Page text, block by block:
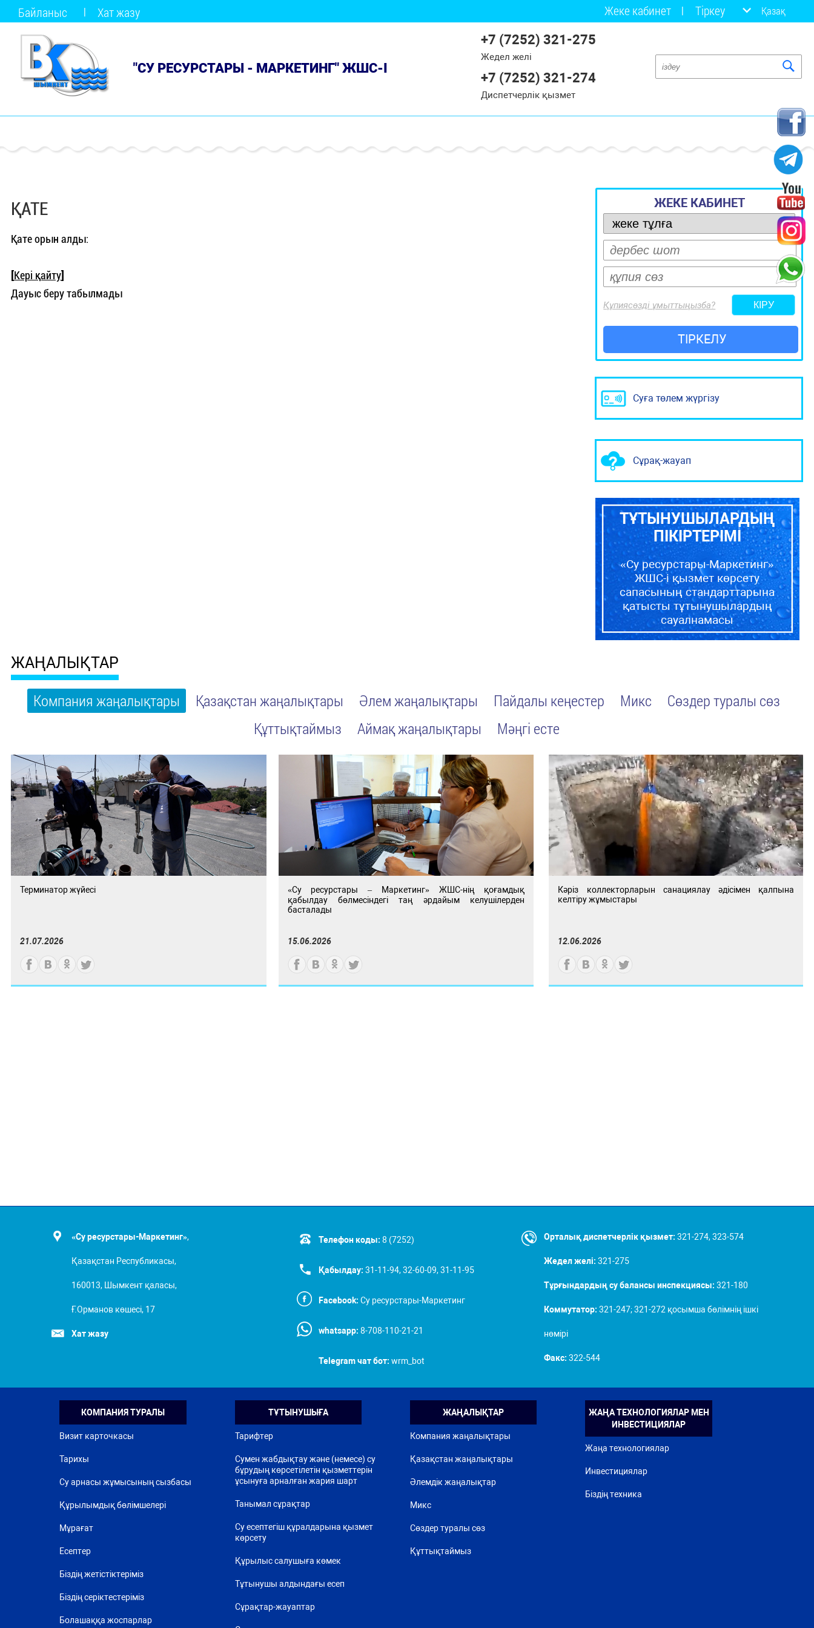
Байланыс Хат жазу Жеке кабинет Тіркеу Қазақ
"СУ РЕСУРСТАРЫ - МАРКЕТИНГ" ЖШС-І
+7 (7252) 321-275
Жедел желі
+7 (7252) 321-274
Диспетчерлік қызмет
ҚАТЕ
Қате орын алды:
[Кері қайту]
Дауыс беру табылмады
ЖЕКЕ КАБИНЕТ
Құпиясөзді ұмыттыңызба?
ТІРКЕЛУ
Суға төлем жүргізу
Сұрақ-жауап
ТҰТЫНУШЫЛАРДЫҢ
ПІКІРТЕРІМІ
«Су ресурстары-Маркетинг»
ЖШС-і қызмет көрсету
сапасының стандарттарына
қатысты тұтынушылардың
сауалнамасы
ЖАҢАЛЫҚТАР
Компания жаңалықтары Қазақстан жаңалықтары Әлем жаңалықтары Пайдалы кеңестер Микс
Сөздер туралы сөз
Құттықтаймыз
Аймақ жаңалықтары Мәңгі есте
Терминатор жүйесі
21.07.2026
«Су ресурстары – Маркетинг» ЖШС-нің қоғамдық
қабылдау бөлмесіндегі таң әрдайым келушілерден
басталады
15.06.2026
Кәріз коллекторларын санациялау әдісімен қалпына
келтіру жұмыстары
12.06.2026
«Су ресурстары-Маркетинг»,
Қазақстан Республикасы,
160013, Шымкент қаласы,
Ғ.Орманов көшесі, 17
Хат жазу
Орталық диспетчерлік қызмет: 321-274, 323-574
Жедел желі: 321-275
Тұрғындардың су балансы инспекциясы: 321-180
Коммутатор: 321-247; 321-272 қосымша бөлімнің ішкі
нөмірі
Факс: 322-544
Телефон коды: 8 (7252)
Қабылдау: 31-11-94, 32-60-09, 31-11-95
Facebook: Су ресурстары-Маркетинг
whatsapp: 8-708-110-21-21
Telegram чат бот: wrm_bot
КОМПАНИЯ ТУРАЛЫ
Визит карточкасы
Тарихы
Су арнасы жұмысының сызбасы
Құрылымдық бөлімшелері
Мұрағат
Есептер
Біздің жетістіктеріміз
Біздің серіктестеріміз
Болашаққа жоспарлар
ТҰТЫНУШЫҒА
Тарифтер
Сумен жабдықтау және (немесе) су
бұрудың көрсетілетін қызметтерін
ұсынуға арналған жария шарт
Танымал сұрақтар
Су есептегіш құралдарына қызмет
көрсету
Құрылыс салушыға көмек
Тұтынушы алдындағы есеп
Сұрақтар-жауаптар
ЖАҢАЛЫҚТАР
Компания жаңалықтары
Қазақстан жаңалықтары
Әлемдік жаңалықтар
Микс
Сөздер туралы сөз
Құттықтаймыз
ЖАҢА ТЕХНОЛОГИЯЛАР МЕН
ИНВЕСТИЦИЯЛАР
Жаңа технологиялар
Инвестициялар
Біздің техника